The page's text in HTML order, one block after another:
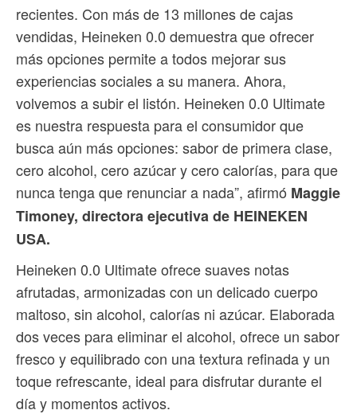
recientes. Con más de 13 millones de cajas
vendidas, Heineken 0.0 demuestra que ofrecer
más opciones permite a todos mejorar sus
experiencias sociales a su manera. Ahora,
volvemos a subir el listón. Heineken 0.0 Ultimate
es nuestra respuesta para el consumidor que
busca aún más opciones: sabor de primera clase,
cero alcohol, cero azúcar y cero calorías, para que
nunca tenga que renunciar a nada”, afirmó Maggie
Timoney, directora ejecutiva de HEINEKEN
USA.
Heineken 0.0 Ultimate ofrece suaves notas
afrutadas, armonizadas con un delicado cuerpo
maltoso, sin alcohol, calorías ni azúcar. Elaborada
dos veces para eliminar el alcohol, ofrece un sabor
fresco y equilibrado con una textura refinada y un
toque refrescante, ideal para disfrutar durante el
día y momentos activos.